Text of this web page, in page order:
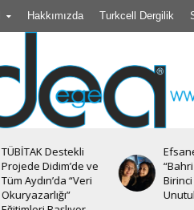
Hakkımızda Turkcell Dergilik
TÜBİTAK Destekli
Projede Didim’de ve
Tüm Aydın’da “Veri
Okuryazarlığı”
“Bahri
Birinci